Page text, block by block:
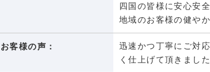
四国の皆様に安心安
地域のお客様の健や
お客様の声：
迅速かつ丁寧にご対
く仕上げて頂きました